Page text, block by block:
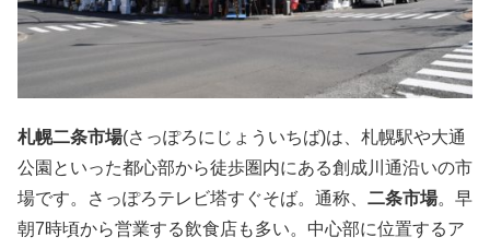
札幌二条市場(さっぽろにじょういちば)は、札幌駅や大通
公園といった都心部から徒歩圏内にある創成川通沿いの市
場です。さっぽろテレビ塔すぐそば。通称、 二条市場。早
朝7時頃から営業する飲食店も多い。中心部に位置するア